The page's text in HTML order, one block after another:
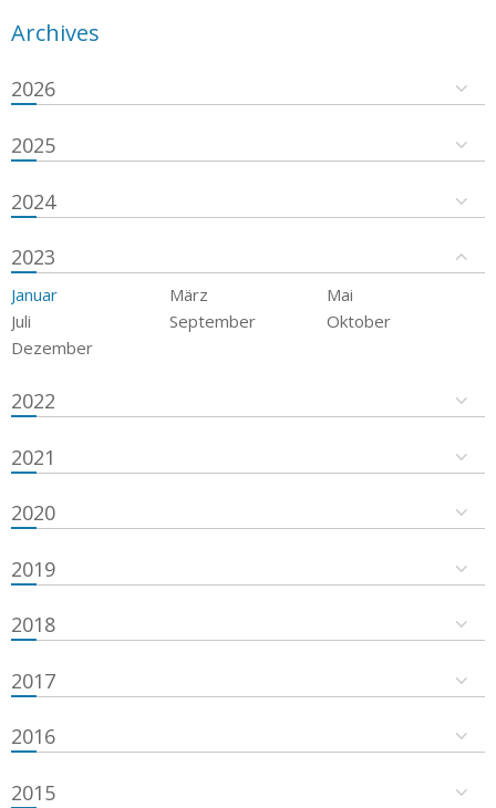
Archives
2026
2025
2024
2023
Januar März
Mai
Juli
September
Oktober
Dezember
2022
2021
2020
2019
2018
2017
2016
2015